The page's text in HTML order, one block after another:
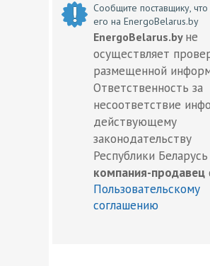
Сообщите поставщику,
его на EnergoBelarus.by
EnergoBelarus.by не
осуществляет
размещенной
Ответственность за
несоответствие
действующему
законодательству
Республики
компания-продавец
Пользовательскому
соглашению